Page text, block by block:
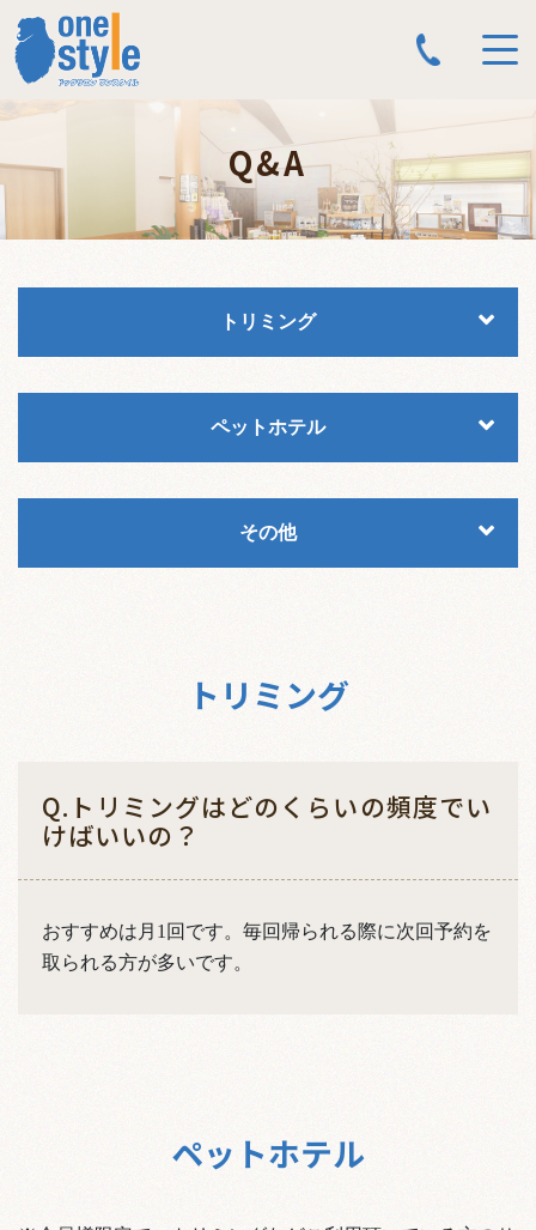
Q&A
トリミング
ペットホテル
その他
トリミング
Q.トリミングはどのくらいの頻度でい
けばいいの？
おすすめは月1回です。毎回帰られる際に次回予約を
取られる方が多いです。
ペットホテル